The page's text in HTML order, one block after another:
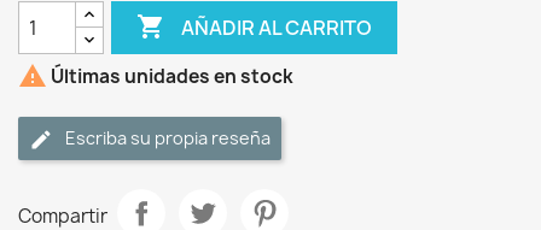
 AÑADIR AL CARRITO
 Últimas unidades en stock
Escriba su propia reseña
Compartir